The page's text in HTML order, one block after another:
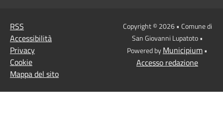
RSS
Accessibilità
Privacy
Cookie
Mappa del sito
Copyright © 2026 • Comune di
San Giovanni Lupatoto •
Powered byMunicipium•
Accesso redazione